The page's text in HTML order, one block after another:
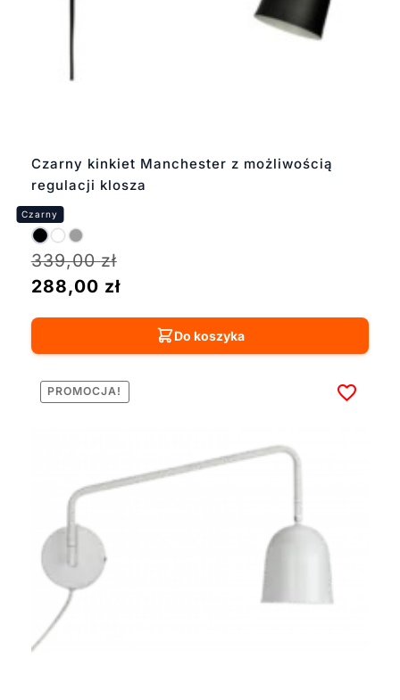
Czarny kinkiet Manchester z możliwością
regulacji klosza
339,00zł
288,00 zł
Do koszyka
PROMOCJA!